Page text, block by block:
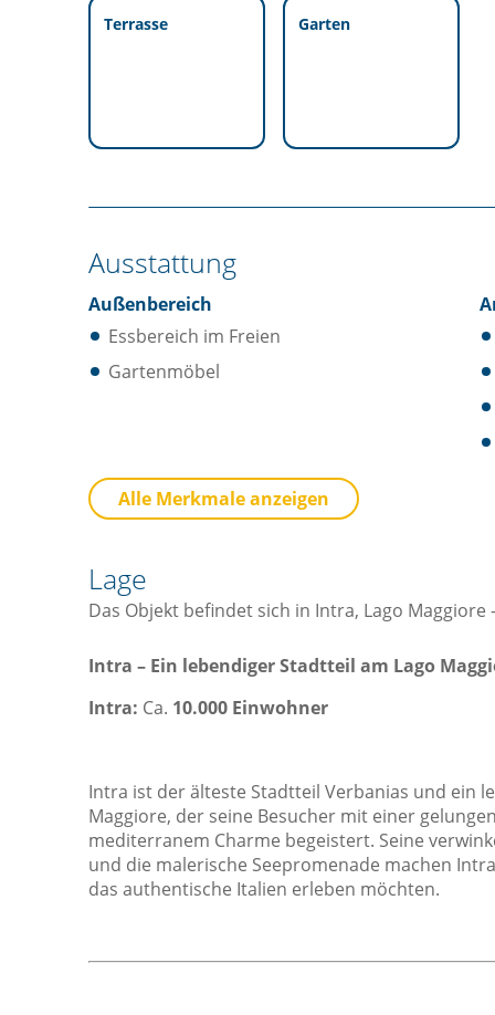
Terrasse Garten
Ausstattung
Außenbereich
Essbereich im Freien
Gartenmöbel
Küche
Besteck / Utensilien
Herd
Kaffee- / Teekocher
Kochnische / Küchenzeile
Küchenwaren
Toaster
Sicht
Aussicht
Sonstiges
Alle Merkmale anzeigen
Lage
Das Objekt befindet sich in Intra, Lago Maggiore
Intra – Ein lebendiger Stadtteil am Lago
Intra: Ca. 10.000 Einwohner
Intra ist der älteste Stadtteil Verbanias und ein
Maggiore, der seine Besucher mit einer
mediterranem Charme begeistert. Seine
und die malerische Seepromenade machen
das authentische Italien erleben möchten.